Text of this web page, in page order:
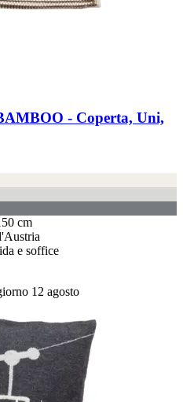
-​ Coperta, Uni,
cm
e soffice
12 agosto